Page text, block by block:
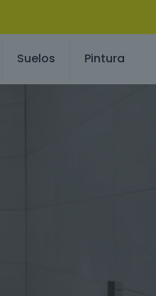
Suelos Pintura